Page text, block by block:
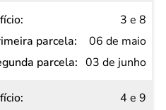
3 e 8
06 de maio
03 de junho
4 e 9